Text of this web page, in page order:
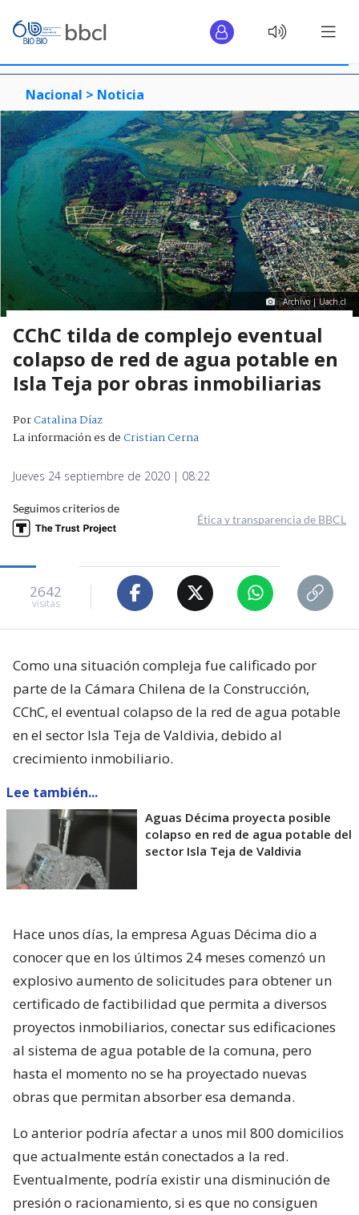
Nacional > Noticia
Archivo | Uach.cl
CChC tilda de complejo eventual
colapso de red de agua potable en
Isla Teja por obras inmobiliarias
PorCatalina Díaz
La información es deCristian Cerna
Jueves 24 septiembre de 2020 | 08:22
Seguimos criterios de
Ética y transparencia de BBCL
2642
visitas
Como una situación compleja fue calificado por
parte de la Cámara Chilena de la Construcción,
CChC, el eventual colapso de la red de agua potable
en el sector Isla Teja de Valdivia, debido al
crecimiento inmobiliario.
Lee también...
Aguas Décima proyecta posible
colapso en red de agua potable del
sector Isla Teja de Valdivia
Hace unos días, la empresa Aguas Décima dio a
conocer que en los últimos 24 meses comenzó un
explosivo aumento de solicitudes para obtener un
certificado de factibilidad que permita a diversos
proyectos inmobiliarios, conectar sus edificaciones
al sistema de agua potable de la comuna, pero
hasta el momento no se ha proyectado nuevas
obras que permitan absorber esa demanda.
Lo anterior podría afectar a unos mil 800 domicilios
que actualmente están conectados a la red.
Eventualmente, podría existir una disminución de
presión o racionamiento, si es que no consiguen